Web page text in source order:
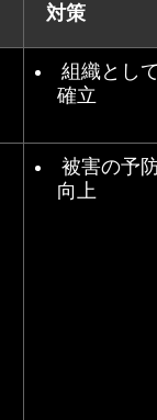
対策
組織とし
確立
被害の予
向上